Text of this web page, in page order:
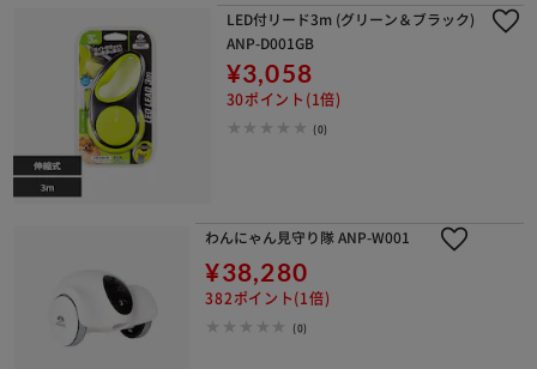
LED付リード3m (グリーン＆ブラック)
ANP-D001GB
¥3,058
30ポイント(1倍)
(0)
わんにゃん見守り隊 ANP-W001
¥38,280
382ポイント(1倍)
(0)